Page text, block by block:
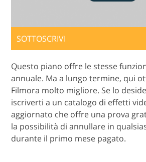
SOTTOSCRIVI
Questo piano offre le stesse
annuale. Ma a lungo termine, qui
Filmora molto migliore. Se lo
iscriverti a un catalogo di effetti
aggiornato che offre una prova
la possibilità di annullare in
durante il primo mese pagato.